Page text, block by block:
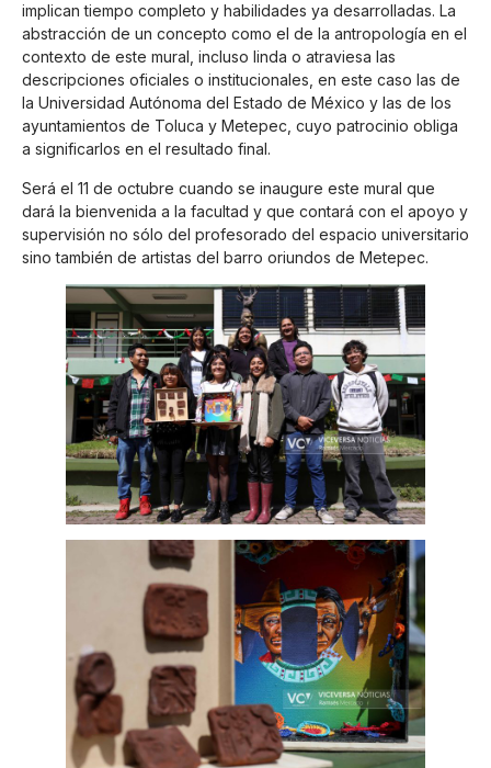
implican tiempo completo y habilidades ya desarrolladas. La
abstracción de un concepto como el de la antropología en el
contexto de este mural, incluso linda o atraviesa las
descripciones oficiales o institucionales, en este caso las de
la Universidad Autónoma del Estado de México y las de los
ayuntamientos de Toluca y Metepec, cuyo patrocinio obliga
a significarlos en el resultado final.
Será el 11 de octubre cuando se inaugure este mural que
dará la bienvenida a la facultad y que contará con el apoyo y
supervisión no sólo del profesorado del espacio universitario
sino también de artistas del barro oriundos de Metepec.